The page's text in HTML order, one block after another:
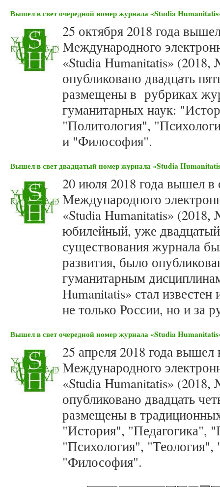
Вышел в свет очередной номер журнала «Studia
25 октября 2018 года
Международного
«Studia Humanitatis»
опубликовано двадцать
размещены в рубриках
гуманитарных наук:
"Политология",
и "Философия".
Вышел в свет двадцатый номер журнала «Studia
20 июля 2018 года вышел в
Международного
«Studia Humanitatis»
юбилейный, уже
существования журнала
развития, было
гуманитарным
Humanitatis» стал
не только России, но и за
Вышел в свет очередной номер журнала «Studia
25 апреля 2018 года
Международного
«Studia Humanitatis»
опубликовано двадцать
размещены в
"История", "Педагогика",
"Психология",
"Философия".